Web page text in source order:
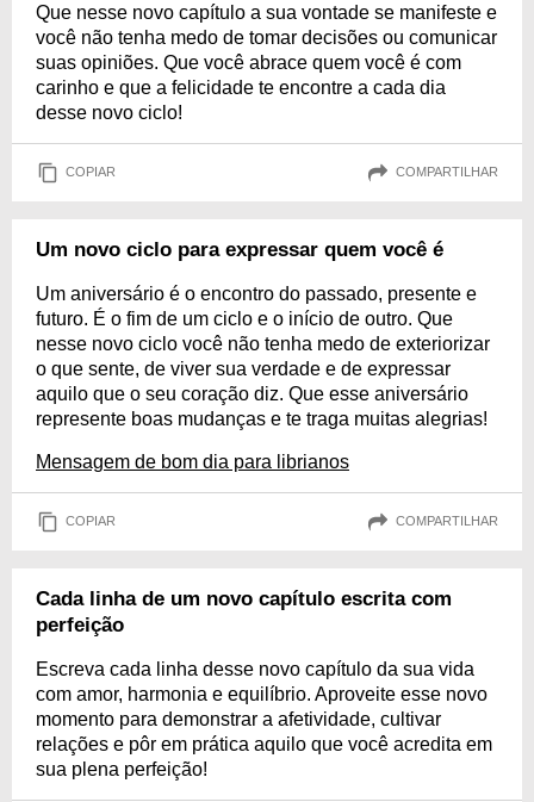
Que nesse novo capítulo a sua vontade se manifeste e
você não tenha medo de tomar decisões ou comunicar
suas opiniões. Que você abrace quem você é com
carinho e que a felicidade te encontre a cada dia
desse novo ciclo!
COPIAR COMPARTILHAR
Um novo ciclo para expressar quem você é
Um aniversário é o encontro do passado, presente e
futuro. É o fim de um ciclo e o início de outro. Que
nesse novo ciclo você não tenha medo de exteriorizar
o que sente, de viver sua verdade e de expressar
aquilo que o seu coração diz. Que esse aniversário
represente boas mudanças e te traga muitas alegrias!
Mensagem de bom dia para librianos
COPIAR COMPARTILHAR
Cada linha de um novo capítulo escrita com
perfeição
Escreva cada linha desse novo capítulo da sua vida
com amor, harmonia e equilíbrio. Aproveite esse novo
momento para demonstrar a afetividade, cultivar
relações e pôr em prática aquilo que você acredita em
sua plena perfeição!